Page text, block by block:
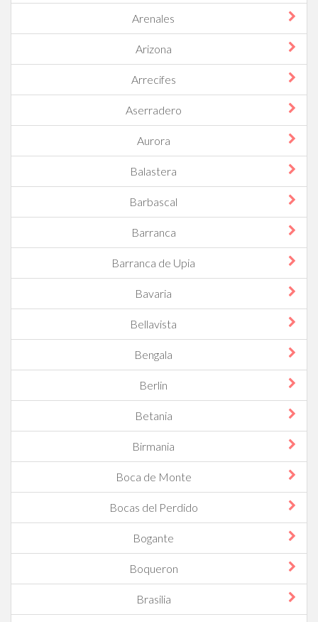
Arenales
Arizona
Arrecifes
Aserradero
Aurora
Balastera
Barbascal
Barranca
Barranca de Upia
Bavaria
Bellavista
Bengala
Berlin
Betania
Birmania
Boca de Monte
Bocas del Perdido
Bogante
Boqueron
Brasilia